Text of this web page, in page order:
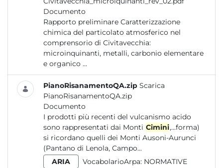
Documento
Rapporto preliminare Caratterizzazione
chimica del particolato atmosferico nel
comprensorio di Civitavecchia:
microinquinanti, metalli, carbonio elementare
e organico ...
PianoRisanamentoQA.zip Scarica
PianoRisanamentoQA.zip
Documento
I prodotti più recenti del vulcanismo acido
sono rappresentati dai Monti Cimini,...forma)
si ricordano quelli dei Monti Ausoni-Aurunci
(Pantano di Lenola, Campo...
ARIA
VocabolarioArpa: NORMATIVE